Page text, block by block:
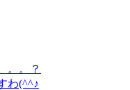
。。？
わ(^^♪